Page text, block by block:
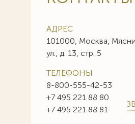
АДРЕС
101000, Москва,
ул., д. 13, стр. 5
ТЕЛЕФОНЫ
8-800-555-42-53
+7 495 221 88 80
+7 495 221 88 81